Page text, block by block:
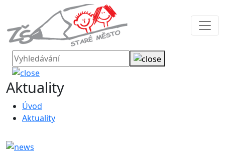
Aktuality
Úvod
Aktuality